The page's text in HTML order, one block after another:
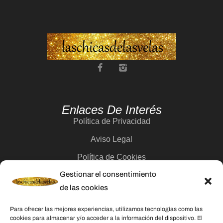
Gestionar el consentimiento
de las cookies
Para ofrecer las mejores experiencias, utilizamos tecnologías como las
cookies para almacenar y/o acceder a la información del dispositivo. El
Enlaces De Interés
Política de Privacidad
Aviso Legal
Política de Cookies
Contacto
Categorías